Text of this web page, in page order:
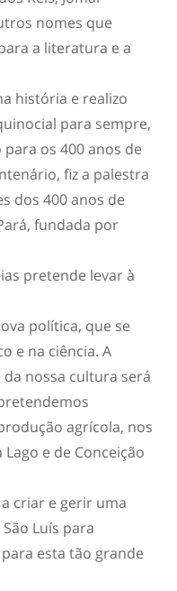
nomes que
a literatura e a
história e realizo
para sempre,
os 400 anos de
fiz a palestra
dos 400 anos de
fundada por
pretende levar à
política, que se
e na ciência. A
nossa cultura será
agrícola, nos
e de Conceição
criar e gerir uma
Luís para
esta tão grande